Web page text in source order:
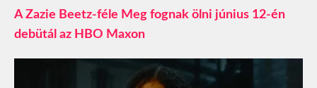
A Zazie Beetz-féle Meg fognak ölni június 12-én
debütál az HBO Maxon